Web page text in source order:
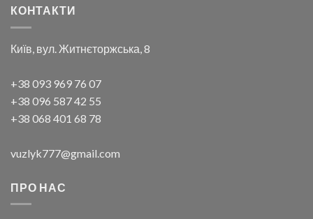
КОНТАКТИ
Київ, вул. Житнєторжська, 8
+38 093 969 76 07
+38 096 587 42 55
+38 068 401 68 78
vuzlyk777@gmail.com
ПРО НАС